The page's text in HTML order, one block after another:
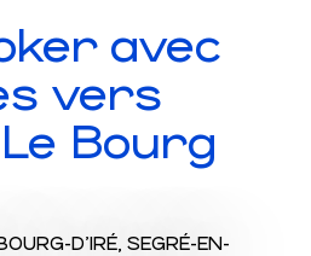
avec
vers
Bourg
D'IRÉ, SEGRÉ-EN-